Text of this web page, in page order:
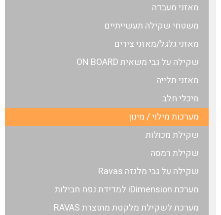
מאזני מעבדה
משטחי שקילה תעשייתיים
מאזני גלגל/מאזני צירים
שקילה על גבי משאית ON BOARD
מאזני תלייה
מיכלי חלב
מערכות מילוי / מינון
שקילת מכולות
שקילת רמסה
שקילה על גבי מלגזה Ravas
מערכת iDimension למדידת נפח חבילות
מערכת לשקילת מלקטת מתוצרת RAVAS